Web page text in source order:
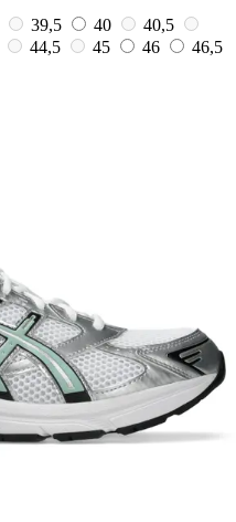
39,5 40
40,5
44,5 45 46
46,5